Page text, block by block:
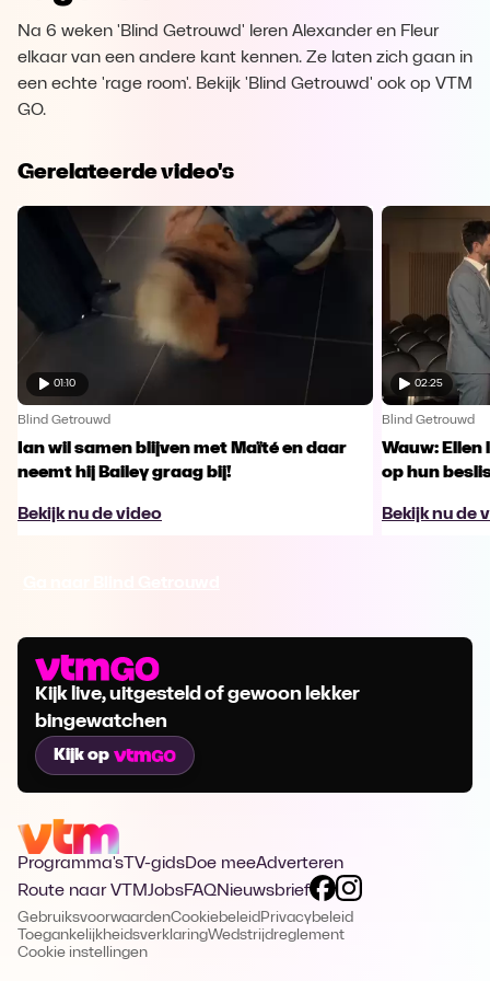
Na 6 weken 'Blind Getrouwd' leren Alexander en Fleur
elkaar van een andere kant kennen. Ze laten zich gaan in
een echte 'rage room'. Bekijk 'Blind Getrouwd' ook op VTM
GO.
Gerelateerde video's
01:10
Blind Getrouwd
Ian wil samen blijven met Maïté en daar
neemt hij Bailey graag bij!
Bekijk nu de video
02:25
Blind Getrouwd
Wauw:
op hun
Bekijk nu de
Kijk live, uitgesteld of gewoon lekker
bingewatchen
Kijk op
Programma's TV-gidsDoe meeAdverteren
Route naar VTMJobsFAQNieuwsbrief
GebruiksvoorwaardenCookiebeleid Privacybeleid
ToegankelijkheidsverklaringWedstrijdreglement
Cookie instellingen